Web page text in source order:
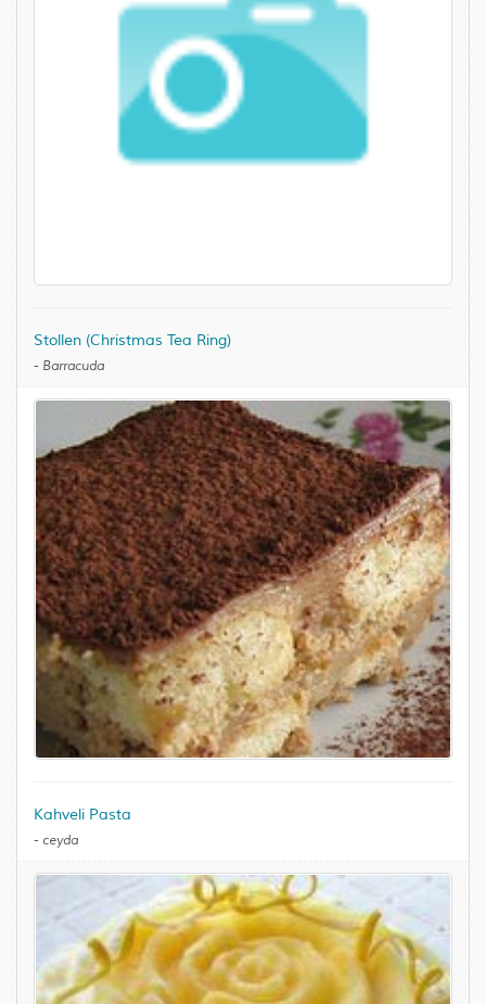
Stollen (Christmas Tea Ring)
- Barracuda
Kahveli Pasta
- ceyda